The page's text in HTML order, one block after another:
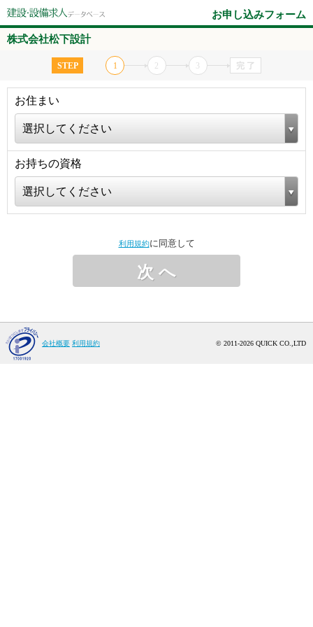
お申し込みフォーム
株式会社松下設計
STEP 1 2 完 了
お住まい
選択してください
お持ちの資格
選択してください
利用規約に同意して
次 へ
© 2011-2026 QUICK CO.,LTD
会社概要 利用規約